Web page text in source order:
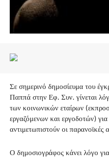
Σε σημερινό δημοσίευμα του
Παππά στην Εφ. Συν. γίνεται
των κοινωνικών εταίρων
εργαζόμενων και εργοδοτών)
αντιμετωπιστούν οι παρανοϊκές
Ο δημοσιογράφος κάνει λόγο για